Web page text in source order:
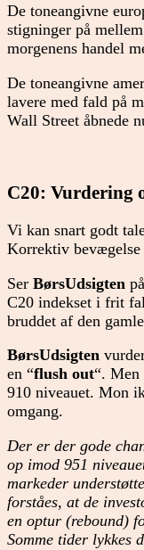
De toneangivne
stigninger på
morgenens handel
De toneangivne
lavere med fald på
Wall Street åbnede
C20: Vurdering
Vi kan snart godt
Korrektiv
Ser BørsUdsigten
C20 indekset i frit
bruddet af den
BørsUdsigten
en “flush out“. Men
910 niveauet. Mon
omgang.
Der er der gode
op imod 951
markeder
forståes, at de
en optur (rebound)
Somme tider lykkes